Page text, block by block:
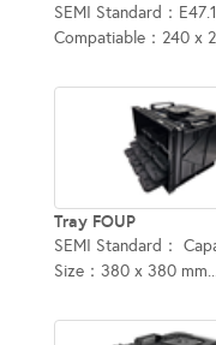
SEMI Standard：
Compatiable：240 x
Tray FOUP
SEMI Standard：
Size：380 x 380